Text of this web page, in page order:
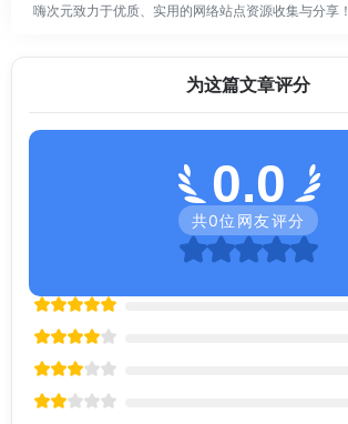
嗨次元致力于优质、实用的网络站点资源收集与分享！
为这篇文章评分
0.0
共0位网友评分